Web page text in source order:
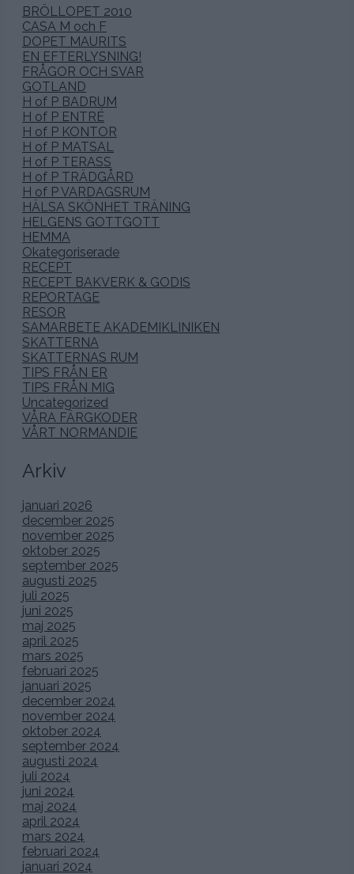
BRÖLLOPET 2010
CASA M och F
DOPET MAURITS
EN EFTERLYSNING!
FRÅGOR OCH SVAR
GOTLAND
H of P BADRUM
H of P ENTRÉ
H of P KONTOR
H of P MATSAL
H of P TERASS
H of P TRÄDGÅRD
H of P VARDAGSRUM
HÄLSA SKÖNHET TRÄNING
HELGENS GOTTGOTT
HEMMA
Okategoriserade
RECEPT
RECEPT BAKVERK & GODIS
REPORTAGE
RESOR
SAMARBETE AKADEMIKLINIKEN
SKATTERNA
SKATTERNAS RUM
TIPS FRÅN ER
TIPS FRÅN MIG
Uncategorized
VÅRA FÄRGKODER
VÅRT NORMANDIE
Arkiv
januari 2026
december 2025
november 2025
oktober 2025
september 2025
augusti 2025
juli 2025
juni 2025
maj 2025
april 2025
mars 2025
februari 2025
januari 2025
december 2024
november 2024
oktober 2024
september 2024
augusti 2024
juli 2024
juni 2024
maj 2024
april 2024
mars 2024
februari 2024
januari 2024